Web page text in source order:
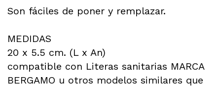
Son fáciles de poner y remplazar.
MEDIDAS
20 x 5.5 cm. (L x An)
compatible con Literas sanitarias MARCA
BERGAMO u otros modelos similares que